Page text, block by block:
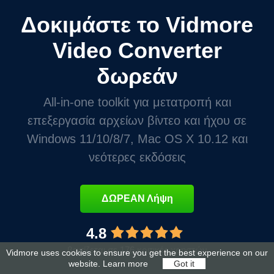
Δοκιμάστε το Vidmore
Video Converter
δωρεάν
All-in-one toolkit για μετατροπή και
επεξεργασία αρχείων βίντεο και ήχου σε
Windows 11/10/8/7, Mac OS X 10.12 και
νεότερες εκδόσεις
ΔΩΡΕΑΝ Λήψη
4.8
βασίζεται σε 176 κριτικές χρηστών
Vidmore uses cookies to ensure you get the best experience on our
website. Learn more Got it